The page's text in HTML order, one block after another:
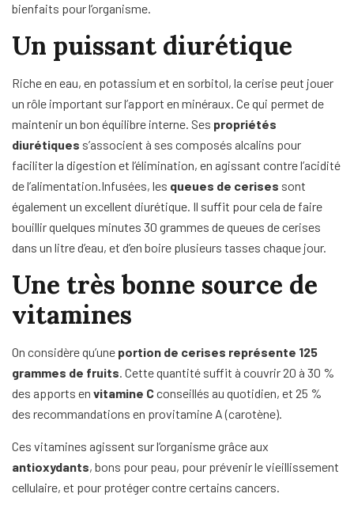
bienfaits pour l’organisme.
Un puissant diurétique
Riche en eau, en potassium et en sorbitol, la cerise peut jouer
un rôle important sur l’apport en minéraux. Ce qui permet de
maintenir un bon équilibre interne. Ses propriétés
diurétiques s’associent à ses composés alcalins pour
faciliter la digestion et l’élimination, en agissant contre l’acidité
de l’alimentation.Infusées, les queues de cerises sont
également un excellent diurétique. Il suffit pour cela de faire
bouillir quelques minutes 30 grammes de queues de cerises
dans un litre d’eau, et d’en boire plusieurs tasses chaque jour.
Une très bonne source de
vitamines
On considère qu’une portion de cerises représente 125
grammes de fruits. Cette quantité suffit à couvrir 20 à 30 %
des apports en vitamine Cconseillés au quotidien, et 25 %
des recommandations en provitamine A (carotène).
Ces vitamines agissent sur l’organisme grâce aux
antioxydants, bons pour peau, pour prévenir le vieillissement
cellulaire, et pour protéger contre certains cancers.